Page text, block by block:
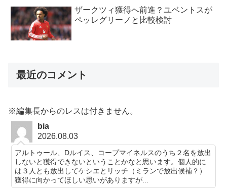
ザークツィ獲得へ前進？ユベントスが
ペッレグリーノと比較検討
最近のコメント
※編集長からのレスは付きません。
bia
2026.08.03
アルトゥール、Dルイス、コープマイネルスのうち２名を放出
しないと獲得できないということかなと思います。個人的に
は３人とも放出してケシエとリッチ（ミランで放出候補？）
獲得に向かってほしい思いがありますが...